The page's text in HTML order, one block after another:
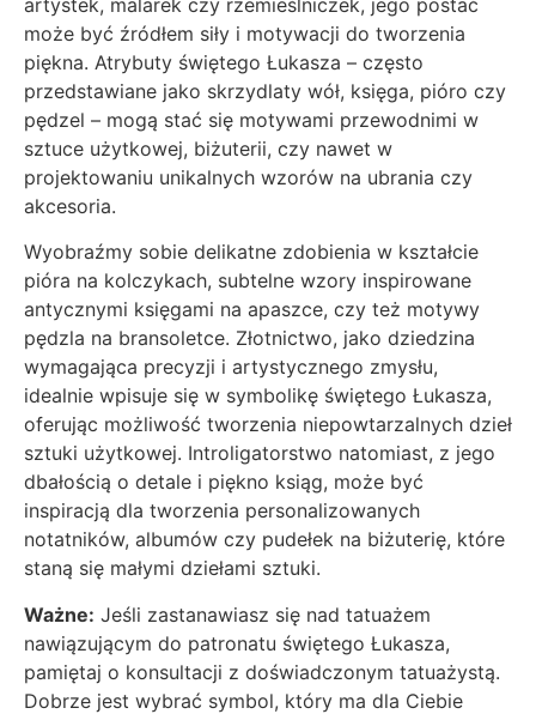
może być źródłem siły i motywacji do tworzenia
piękna. Atrybuty świętego Łukasza – często
przedstawiane jako skrzydlaty wół, księga, pióro czy
pędzel – mogą stać się motywami przewodnimi w
sztuce użytkowej, biżuterii, czy nawet w
projektowaniu unikalnych wzorów na ubrania czy
akcesoria.
Wyobraźmy sobie delikatne zdobienia w kształcie
pióra na kolczykach, subtelne wzory inspirowane
antycznymi księgami na apaszce, czy też motywy
pędzla na bransoletce. Złotnictwo, jako dziedzina
wymagająca precyzji i artystycznego zmysłu,
idealnie wpisuje się w symbolikę świętego Łukasza,
oferując możliwość tworzenia niepowtarzalnych dzieł
sztuki użytkowej. Introligatorstwo natomiast, z jego
dbałością o detale i piękno ksiąg, może być
inspiracją dla tworzenia personalizowanych
notatników, albumów czy pudełek na biżuterię, które
staną się małymi dziełami sztuki.
Ważne: Jeśli zastanawiasz się nad tatuażem
nawiązującym do patronatu świętego Łukasza,
pamiętaj o konsultacji z doświadczonym tatuażystą.
Dobrze jest wybrać symbol, który ma dla Ciebie